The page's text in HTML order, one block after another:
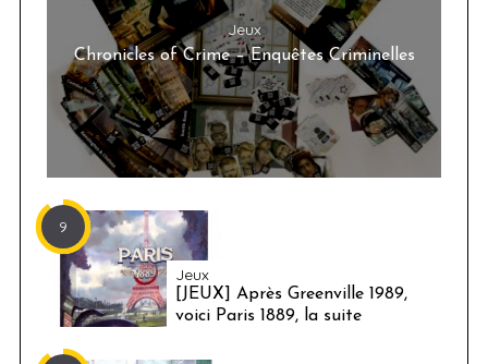
Jeux
Chronicles of Crime – Enquêtes Criminelles
9
Jeux
[JEUX] Après Greenville 1989,
voici Paris 1889, la suite